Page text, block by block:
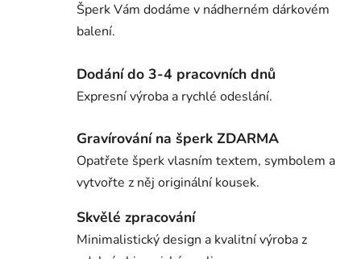
Šperk Vám dodáme v nádherném dárkovém
balení.
Dodání do 3-4 pracovních dnů
Expresní výroba a rychlé odeslání.
Gravírování na šperk ZDARMA
Opatřete šperk vlasním textem, symbolem a
vytvořte z něj originální kousek.
Skvělé zpracování
Minimalistický design a kvalitní výroba z